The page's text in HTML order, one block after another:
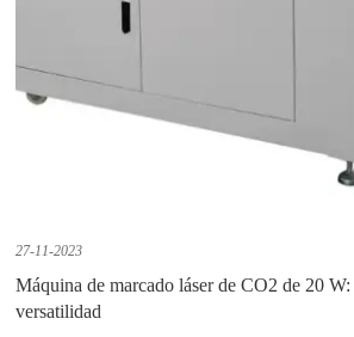
27-11-2023
Máquina de marcado láser de CO2 de 20
versatilidad